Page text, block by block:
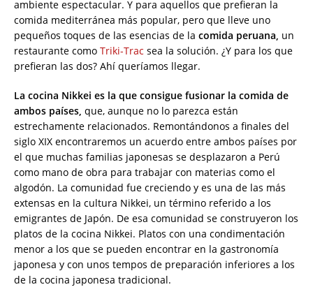
ambiente espectacular. Y para aquellos que prefieran la
comida mediterránea más popular, pero que lleve uno
pequeños toques de las esencias de la comida peruana, un
restaurante como Triki-Trac sea la solución. ¿Y para los que
prefieran las dos? Ahí queríamos llegar.
La cocina Nikkei es la que consigue fusionar la comida de
ambos países, que, aunque no lo parezca están
estrechamente relacionados. Remontándonos a finales del
siglo XIX encontraremos un acuerdo entre ambos países por
el que muchas familias japonesas se desplazaron a Perú
como mano de obra para trabajar con materias como el
algodón. La comunidad fue creciendo y es una de las más
extensas en la cultura Nikkei, un término referido a los
emigrantes de Japón. De esa comunidad se construyeron los
platos de la cocina Nikkei. Platos con una condimentación
menor a los que se pueden encontrar en la gastronomía
japonesa y con unos tempos de preparación inferiores a los
de la cocina japonesa tradicional.